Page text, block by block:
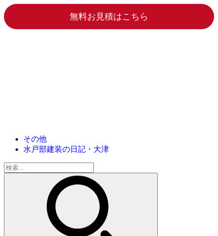
無料お見積はこちら
その他
水戸部建装の日記・大津
検
索: